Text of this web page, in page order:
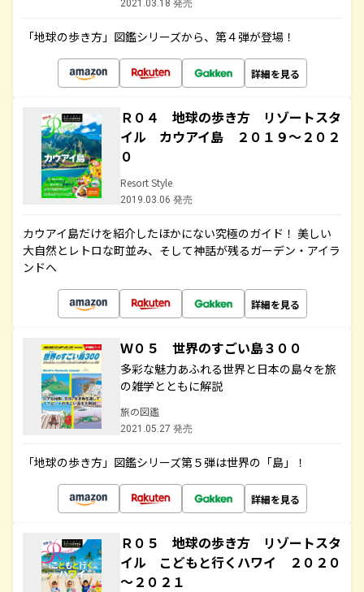
2021.03.18 発売
「地球の歩き方」図鑑シリーズから、第４弾が登場！
詳細を見る
Ｒ０４ 地球の歩き方 リゾートスタ
イル カウアイ島 ２０１９～２０２
０
Resort Style
2019.03.06 発売
カウアイ島だけを紹介したほかにない究極のガイド！ 美しい
大自然とレトロな町並み、そして神話が残るガーデン・アイラ
ンドへ
詳細を見る
Ｗ０５ 世界のすごい島３００
多彩な魅力あふれる世界と日本の島々を旅
の雑学とともに解説
旅の図鑑
2021.05.27 発売
「地球の歩き方」図鑑シリーズ第５弾は世界の「島」！
詳細を見る
Ｒ０５ 地球の歩き方 リゾートスタ
イル こどもと行くハワイ ２０２０
～２０２１